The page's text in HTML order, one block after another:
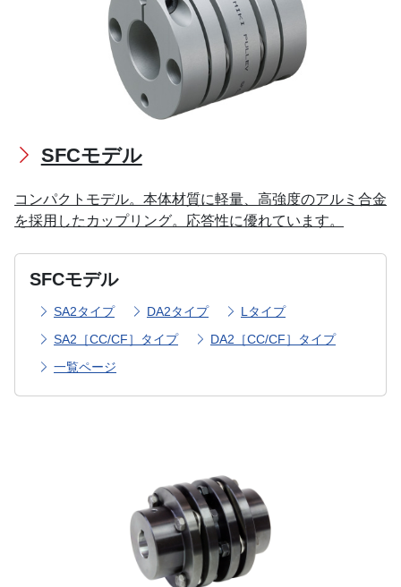
SFCモデル
コンパクトモデル。本体材質に軽量、高強度のアルミ合金
を採用したカップリング。応答性に優れています。
SFCモデル
SA2タイプ DA2タイプ
Lタイプ
SA2［CC/CF］タイプ
DA2［CC/CF］タイプ
一覧ページ